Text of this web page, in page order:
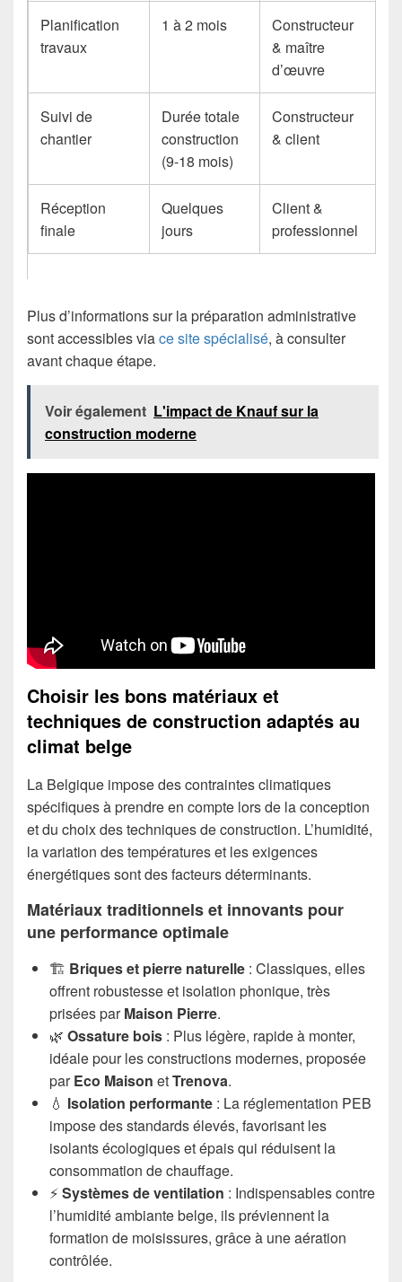
Planification
travaux
1 à 2 mois
Constructeur
& maître
d’œuvre
Suivi de
chantier
Durée totale
construction
(9-18 mois)
Constructeur
& client
Réception
finale
Quelques
jours
Client &
professionnel
Plus d’informations sur la préparation administrative
sont accessibles viace site spécialisé, à consulter
avant chaque étape.
Voir également L'impact de Knauf sur la
construction moderne
Choisir les bons matériaux et
techniques de construction adaptés au
climat belge
La Belgique impose des contraintes climatiques
spécifiques à prendre en compte lors de la conception
et du choix des techniques de construction. L’humidité,
la variation des températures et les exigences
énergétiques sont des facteurs déterminants.
Matériaux traditionnels et innovants pour
une performance optimale
🏗️ Briques et pierre naturelle : Classiques, elles
offrent robustesse et isolation phonique, très
prisées parMaison Pierre.
🌿 Ossature bois : Plus légère, rapide à monter,
idéale pour les constructions modernes, proposée
parEco Maison etTrenova.
💧 Isolation performante : La réglementation PEB
impose des standards élevés, favorisant les
isolants écologiques et épais qui réduisent la
consommation de chauffage.
⚡Systèmes de ventilation : Indispensables contre
l’humidité ambiante belge, ils préviennent la
formation de moisissures, grâce à une aération
contrôlée.